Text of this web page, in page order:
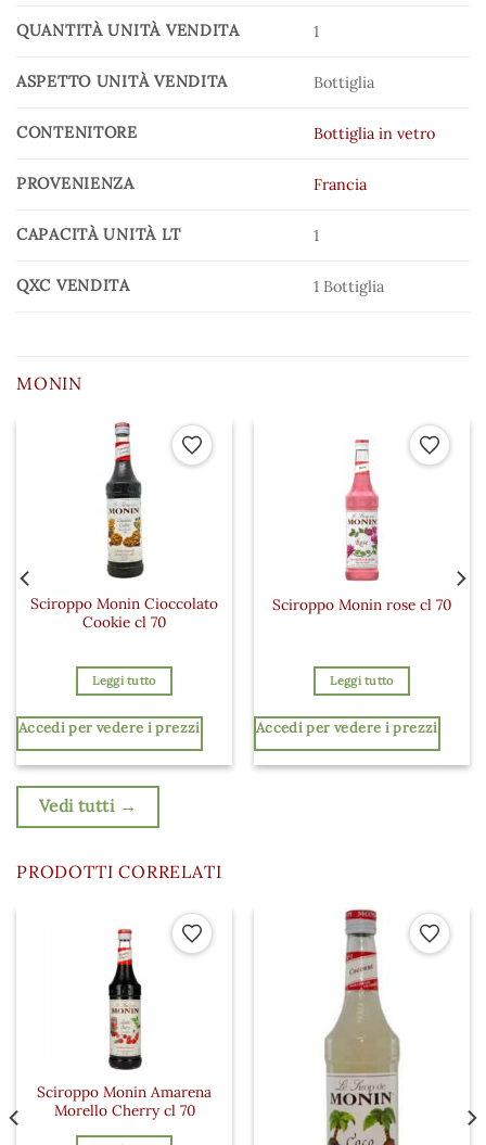
QUANTITÀ UNITÀ VENDITA 1
ASPETTO UNITÀ VENDITA Bottiglia
CONTENITORE Bottiglia in vetro
PROVENIENZA Francia
CAPACITÀ UNITÀ LT 1
QXC VENDITA 1 Bottiglia
MONIN
Aggiungi ai preferiti
Sciroppo Monin Cioccolato
Cookie cl 70
Leggi tutto
Accedi per vedere i prezzi
Sciroppo Monin rose cl 70
Leggi tutto
Accedi per vedere i prezzi
Vedi tutti →
PRODOTTI CORRELATI
Aggiungi ai preferiti
Sciroppo Monin Amarena
Morello Cherry cl 70